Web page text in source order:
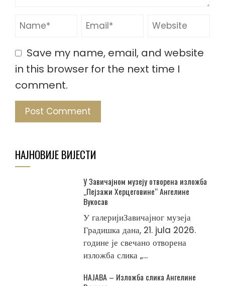
Save my name, email, and website
in this browser for the next time I
comment.
НАЈНОВИЈЕ ВИЈЕСТИ
У Завичајном музеју отворена изложба
„Пејзажи Херцеговине“ Ангелине
Вукосав
У галеријиЗавичајног музеја
Градишка дана, 21. jula 2026.
године је свечано отворена
изложба слика „...
НАЈАВА – Изложба слика Ангелине